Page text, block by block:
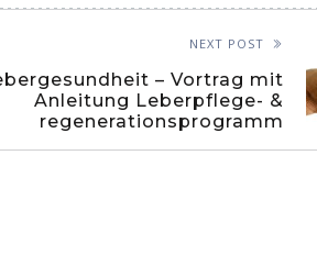
NEXT POST
– Vortrag mit
Anleitung Leberpflege- &
regenerationsprogramm